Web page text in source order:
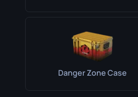
Danger Zone Case